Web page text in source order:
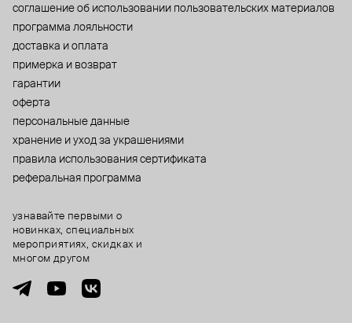
cоглашение об использовании пользовательских материалов
программа лояльности
доставка и оплата
примерка и возврат
гарантии
оферта
персональные данные
хранение и уход за украшениями
правила использования сертификата
реферальная программа
узнавайте первыми о
новинках, специальных
мероприятиях, скидках и
многом другом